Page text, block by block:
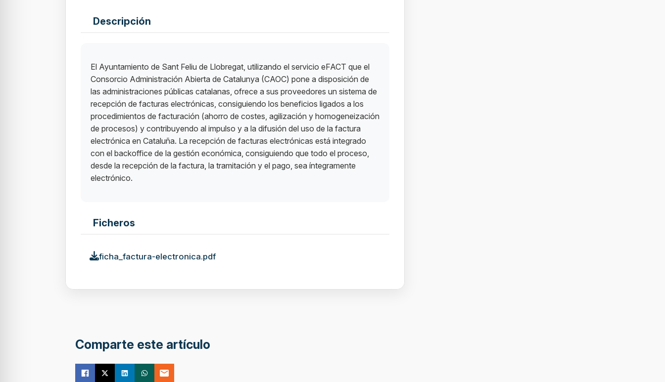
Descripción
El Ayuntamiento de Sant Feliu de Llobregat, utilizando el servicio eFACT que el
Consorcio Administración Abierta de Catalunya (CAOC) pone a disposición de
las administraciones públicas catalanas, ofrece a sus proveedores un sistema de
recepción de facturas electrónicas, consiguiendo los beneficios ligados a los
procedimientos de facturación (ahorro de costes, agilización y homogeneización
de procesos) y contribuyendo al impulso y a la difusión del uso de la factura
electrónica en Cataluña. La recepción de facturas electrónicas está integrado
con el backoffice de la gestión económica, consiguiendo que todo el proceso,
desde la recepción de la factura, la tramitación y el pago, sea íntegramente
electrónico.
Ficheros
ficha_factura-electronica.pdf
Comparte este artículo